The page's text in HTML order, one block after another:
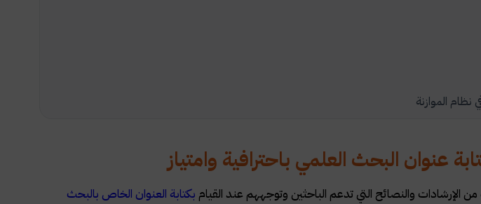
الموازنة
عنوان البحث العلمي باحترافية وامتياز
الإرشادات والنصائح التي تدعم الباحثين وتوجههم عند القيام بكتابة العنوان الخاص بالبحث